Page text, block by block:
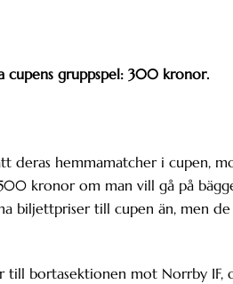
cupens gruppspel: 300 kronor.
deras hemmamatcher i cupen,
kronor om man vill gå på
biljettpriser till cupen än, men
bortasektionen mot Norrby IF,